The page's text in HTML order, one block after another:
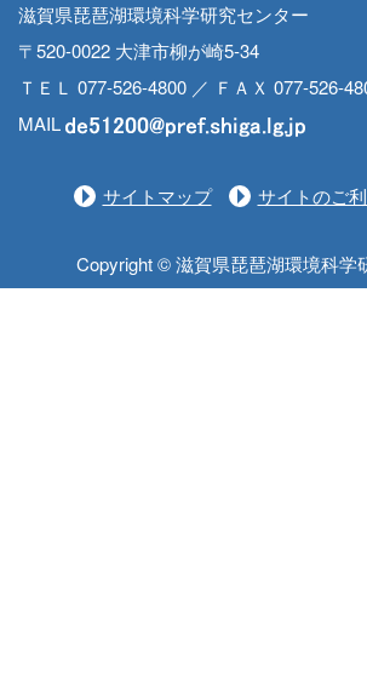
滋賀県琵琶湖環境科学研究センター
〒520-0022 大津市柳が崎5-34
ＴＥＬ 077-526-4800 ／ ＦＡＸ 077-526-
MAIL
サイトマップ サイトのご
Copyright © 滋賀県琵琶湖環境科学